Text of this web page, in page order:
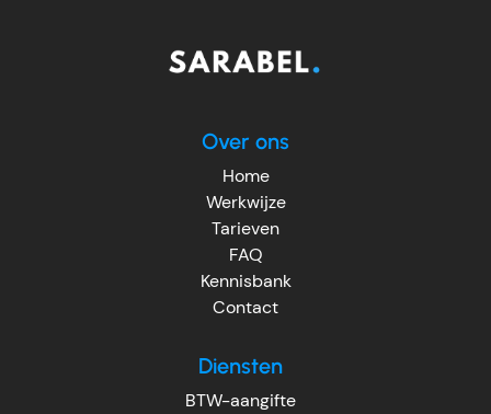
Over ons
Home
Werkwijze
Tarieven
FAQ
Kennisbank
Contact
Diensten
BTW-aangifte